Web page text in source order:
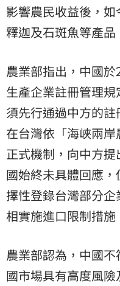
影響農民收益後，
釋迦及石斑魚等產品
農業部指出，中國
生產企業註冊管理
須先行通過中方的
在台灣依「海峽兩岸
正式機制，向中方
國始終未具體回應
擇性登錄台灣部分
相實施進口限制措施
農業部認為，中國
國市場具有高度風